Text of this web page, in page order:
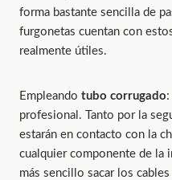
forma bastante sencilla de
furgonetas cuentan con
realmente útiles.
Empleando tubo corrugado
profesional. Tanto por la
estarán en contacto con la
cualquier componente de la
más sencillo sacar los